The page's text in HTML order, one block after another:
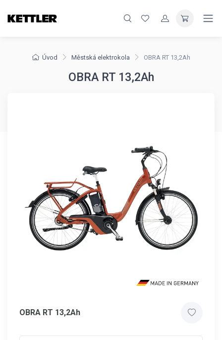
Úvod Městská elektrokola OBRA RT 13,2Ah
OBRA RT 13,2Ah
OBRA RT 13,2Ah